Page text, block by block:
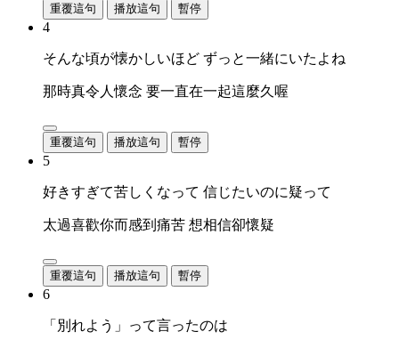
重覆這句 播放這句 暫停
4
そんな頃が懐かしいほど ずっと一緒にいたよね
那時真令人懷念 要一直在一起這麼久喔
重覆這句 播放這句 暫停
5
好きすぎて苦しくなって 信じたいのに疑って
太過喜歡你而感到痛苦 想相信卻懷疑
重覆這句 播放這句 暫停
6
「別れよう」って言ったのは